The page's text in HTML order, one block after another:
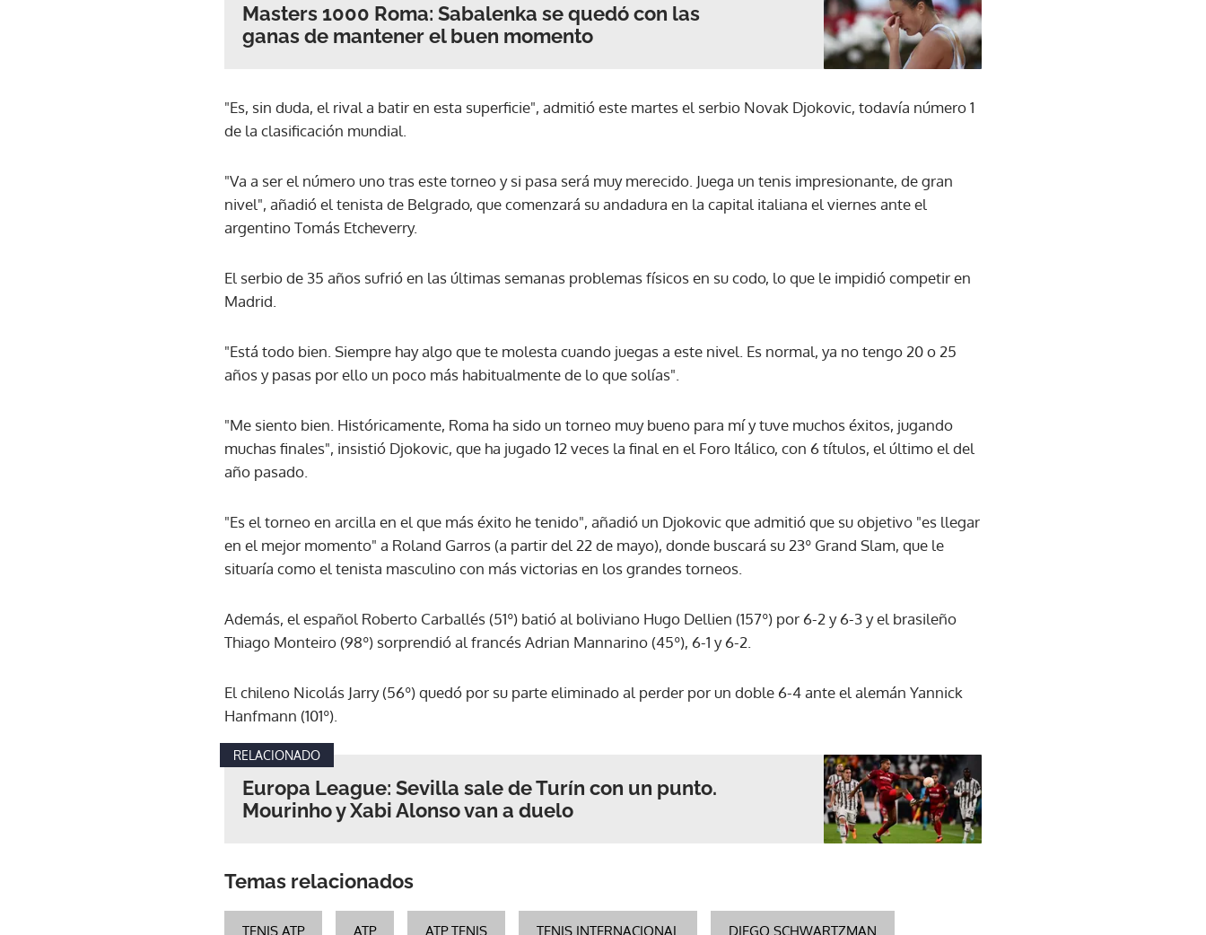
Masters 1000 Roma: Sabalenka se quedó con las
ganas de mantener el buen momento
"Es, sin duda, el rival a batir en esta superficie", admitió este martes el serbio Novak Djokovic, todavía número 1
de la clasificación mundial.
"Va a ser el número uno tras este torneo y si pasa será muy merecido. Juega un tenis impresionante, de gran
nivel", añadió el tenista de Belgrado, que comenzará su andadura en la capital italiana el viernes ante el
argentino Tomás Etcheverry.
El serbio de 35 años sufrió en las últimas semanas problemas físicos en su codo, lo que le impidió competir en
Madrid.
"Está todo bien. Siempre hay algo que te molesta cuando juegas a este nivel. Es normal, ya no tengo 20 o 25
años y pasas por ello un poco más habitualmente de lo que solías".
"Me siento bien. Históricamente, Roma ha sido un torneo muy bueno para mí y tuve muchos éxitos, jugando
muchas finales", insistió Djokovic, que ha jugado 12 veces la final en el Foro Itálico, con 6 títulos, el último el del
año pasado.
"Es el torneo en arcilla en el que más éxito he tenido", añadió un Djokovic que admitió que su objetivo "es llegar
en el mejor momento" a Roland Garros (a partir del 22 de mayo), donde buscará su 23º Grand Slam, que le
situaría como el tenista masculino con más victorias en los grandes torneos.
Además, el español Roberto Carballés (51º) batió al boliviano Hugo Dellien (157º) por 6-2 y 6-3 y el brasileño
Thiago Monteiro (98º) sorprendió al francés Adrian Mannarino (45º), 6-1 y 6-2.
El chileno Nicolás Jarry (56º) quedó por su parte eliminado al perder por un doble 6-4 ante el alemán Yannick
Hanfmann (101º).
RELACIONADO
Europa League: Sevilla sale de Turín con un punto.
Mourinho y Xabi Alonso van a duelo
Temas relacionados
TENIS ATP ATP ATP TENIS TENIS INTERNACIONAL DIEGO SCHWARTZMAN